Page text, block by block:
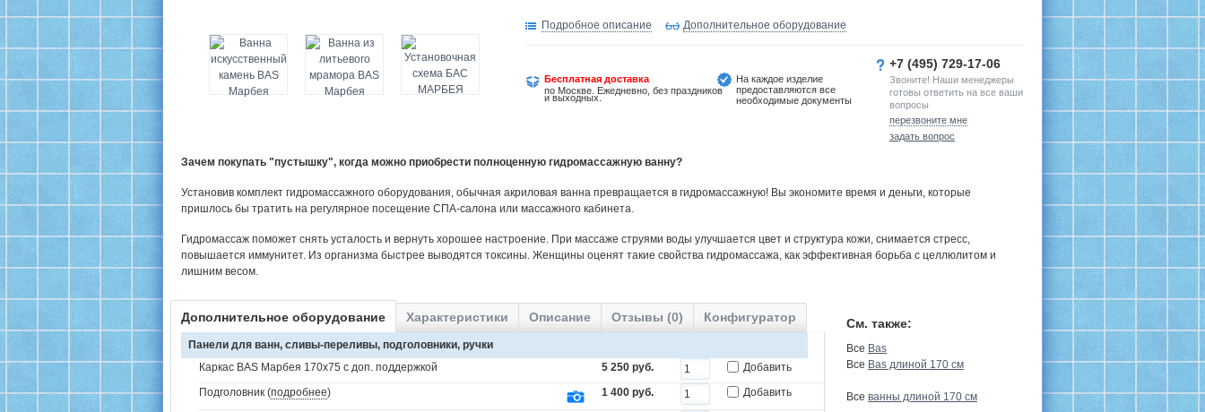
Подробное описание Дополнительное оборудование
Бесплатная доставка
по Москве. Ежедневно, без праздников
и выходных.
На каждое изделие
предоставляются все
необходимые документы
+7 (495) 729-17-06
Звоните! Наши менеджеры
готовы ответить на все ваши
вопросы
перезвоните мне
задать вопрос
Зачем покупать "пустышку", когда можно приобрести полноценную гидромассажную ванну?
Установив комплект гидромассажного оборудования, обычная акриловая ванна превращается в гидромассажную! Вы экономите время и деньги, которые
пришлось бы тратить на регулярное посещение СПА-салона или массажного кабинета.
Гидромассаж поможет снять усталость и вернуть хорошее настроение. При массаже струями воды улучшается цвет и структура кожи, снимается стресс,
повышается иммунитет. Из организма быстрее выводятся токсины. Женщины оценят такие свойства гидромассажа, как эффективная борьба с целлюлитом и
лишним весом.
Дополнительное оборудование Характеристики Описание Отзывы (0) Конфигуратор
Панели для ванн, сливы-переливы, подголовники, ручки
Каркас BAS Марбея 170х75 с доп. поддержкой
5 250 руб.
Добавить
Подголовник (подробнее) 1 400 руб. Добавить
См. также:
Все Bas
Все Bas длиной 170 см
Все ванны длиной 170 см